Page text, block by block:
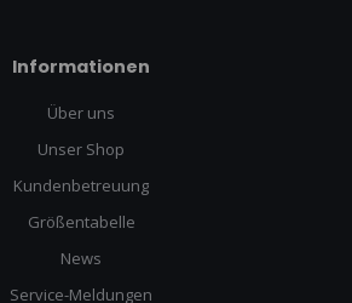
Informationen
Über uns
Unser Shop
Kundenbetreuung
Größentabelle
News
Service-Meldungen